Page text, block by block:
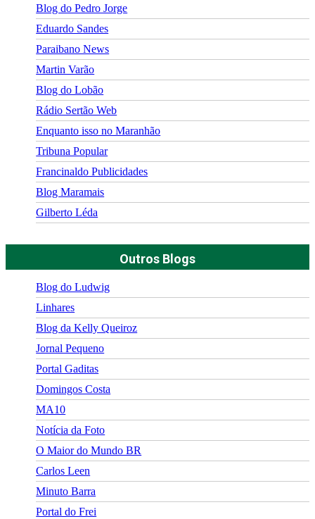
Blog do Pedro Jorge
Eduardo Sandes
Paraibano News
Martin Varão
Blog do Lobão
Rádio Sertão Web
Enquanto isso no Maranhão
Tribuna Popular
Francinaldo Publicidades
Blog Maramais
Gilberto Léda
Outros Blogs
Blog do Ludwig
Linhares
Blog da Kelly Queiroz
Jornal Pequeno
Portal Gaditas
Domingos Costa
MA10
Notícia da Foto
O Maior do Mundo BR
Carlos Leen
Minuto Barra
Portal do Frei